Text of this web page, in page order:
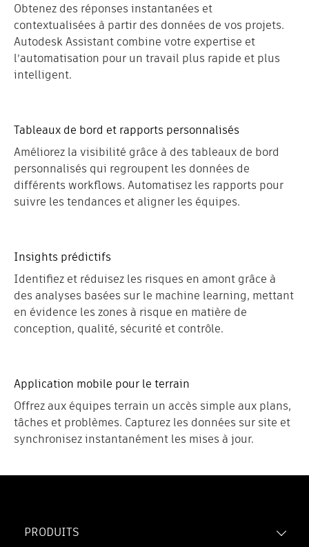
Obtenez des réponses instantanées et
contextualisées à partir des données de vos projets.
Autodesk Assistant combine votre expertise et
l’automatisation pour un travail plus rapide et plus
intelligent.
Tableaux de bord et rapports personnalisés
Améliorez la visibilité grâce à des tableaux de bord
personnalisés qui regroupent les données de
différents workflows. Automatisez les rapports pour
suivre les tendances et aligner les équipes.
Insights prédictifs
Identifiez et réduisez les risques en amont grâce à
des analyses basées sur le machine learning, mettant
en évidence les zones à risque en matière de
conception, qualité, sécurité et contrôle.
Application mobile pour le terrain
Offrez aux équipes terrain un accès simple aux plans,
tâches et problèmes. Capturez les données sur site et
synchronisez instantanément les mises à jour.
PRODUITS